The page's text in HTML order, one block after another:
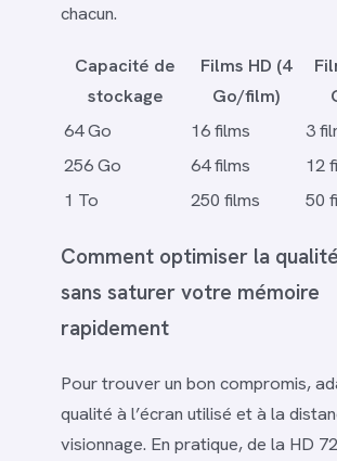
chacun.
Capacité de
stockage
Films HD (4
Go/film)
64 Go
16 films
3
256 Go
64 films
12
1 To
250 films 50
Comment optimiser la
sans saturer votre mémoire
rapidement
Pour trouver un bon compromis,
qualité à l’écran utilisé et à la
visionnage. En pratique, de la HD